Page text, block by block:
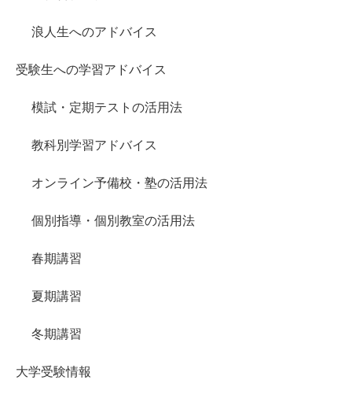
浪人生へのアドバイス
受験生への学習アドバイス
模試・定期テストの活用法
教科別学習アドバイス
オンライン予備校・塾の活用法
個別指導・個別教室の活用法
春期講習
夏期講習
冬期講習
大学受験情報